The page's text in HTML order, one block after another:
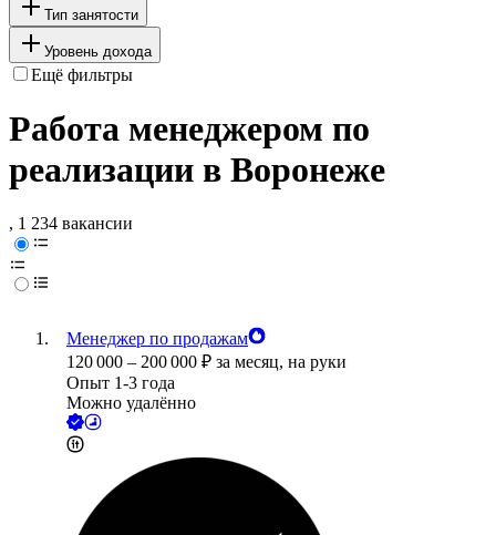
Тип занятости
Уровень дохода
Ещё фильтры
Работа менеджером по
реализации в Воронеже
, 1 234 вакансии
Менеджер по продажам
120 000 – 200 000 ₽ за месяц, на руки
Опыт 1-3 года
Можно удалённо